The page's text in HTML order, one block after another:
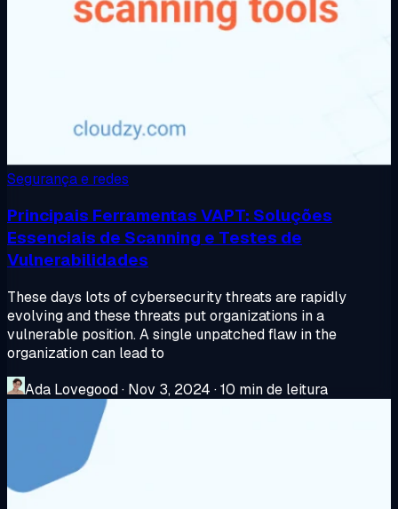
Segurança e redes
Principais Ferramentas VAPT: Soluções
Essenciais de Scanning e Testes de
Vulnerabilidades
These days lots of cybersecurity threats are rapidly
evolving and these threats put organizations in a
vulnerable position. A single unpatched flaw in the
organization can lead to
Ada Lovegood· Nov 3, 2024 ·10 min de leitura